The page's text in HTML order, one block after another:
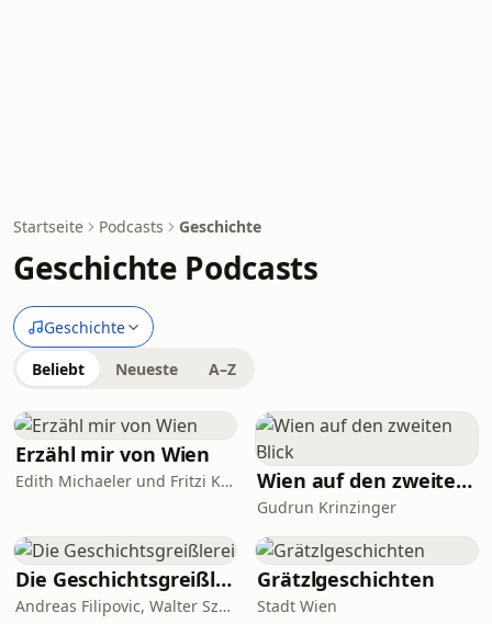
Startseite Podcasts Geschichte
Geschichte Podcasts
Geschichte
Beliebt Neueste A–Z
Erzähl mir von Wien
Edith Michaeler und Fritzi Kraus Wien auf den zweiten Blick
Gudrun Krinzinger
Die Geschichtsgreißlerei
Andreas Filipovic, Walter Szevera
Grätzlgeschichten
Stadt Wien